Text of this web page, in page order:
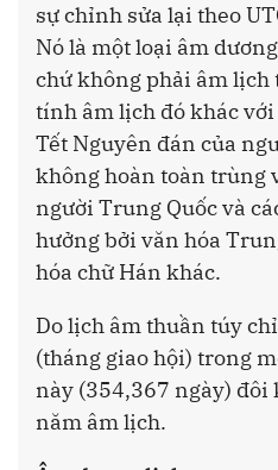
sự chỉnh sửa lại theo
Nó là một loại âm
chứ không phải âm lịch
tính âm lịch đó khác
Tết Nguyên đán của
không hoàn toàn trùng
người Trung Quốc và
hưởng bởi văn hóa
hóa chữ Hán khác.
Do lịch âm thuần túy
(tháng giao hội) trong
này (354,367 ngày) đôi
năm âm lịch.